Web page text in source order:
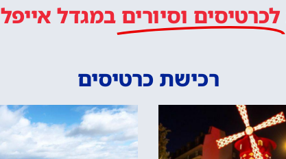
לכרטיסים וסיורים במגדל אייפל
רכישת כרטיסים